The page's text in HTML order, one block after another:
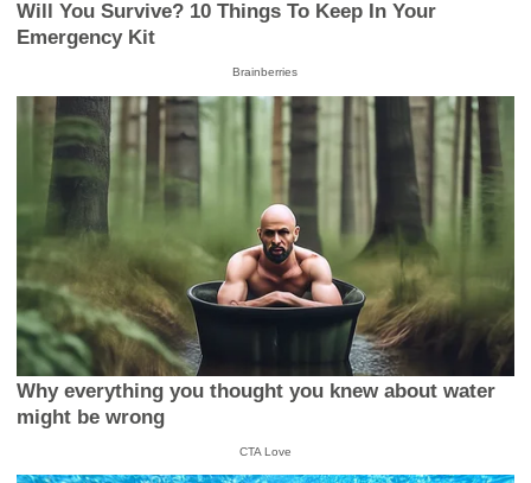
Will You Survive? 10 Things To Keep In Your
Emergency Kit
Brainberries
Why everything you thought you knew about water
might be wrong
CTA Love